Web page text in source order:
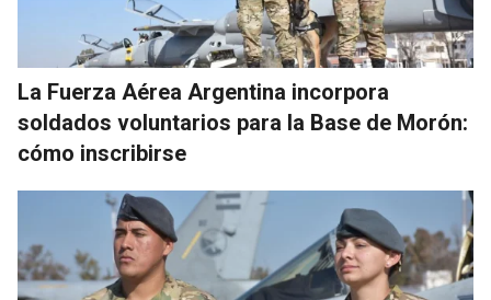
La Fuerza Aérea Argentina incorpora
soldados voluntarios para la Base de Morón:
cómo inscribirse